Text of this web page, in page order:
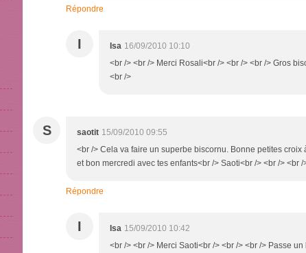
Répondre
I Isa 16/09/2010 10:10
<br /> <br /> Merci Rosali<br /> <br /> <br /> Gros
<br />
S saotit 15/09/2010 09:55
<br /> Cela va faire un superbe biscornu. Bonne petites
et bon mercredi avec tes enfants<br /> Saoti<br /> <br /> <br /
Répondre
I Isa 15/09/2010 10:42
<br /> <br /> Merci Saoti<br /> <br /> <br /> Passe